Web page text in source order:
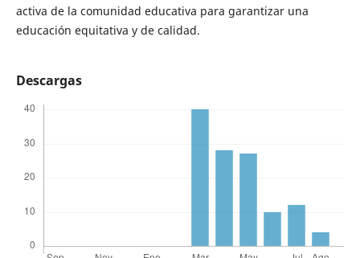
activa de la comunidad educativa para garantizar una
educación equitativa y de calidad.
Descargas